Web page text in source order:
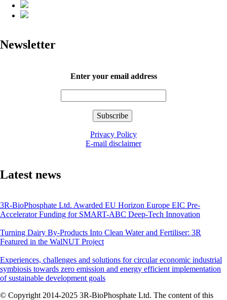
Newsletter
Enter your email address
Privacy Policy
E-mail disclaimer
Latest news
3R-BioPhosphate Ltd. Awarded EU Horizon Europe EIC Pre-
Accelerator Funding for SMART-ABC Deep-Tech Innovation
Turning Dairy By-Products Into Clean Water and Fertiliser: 3R
Featured in the WalNUT Project
Experiences, challenges and solutions for circular economic industrial
symbiosis towards zero emission and energy efficient implementation
of sustainable development goals
© Copyright 2014-2025 3R-BioPhosphate Ltd. The content of this